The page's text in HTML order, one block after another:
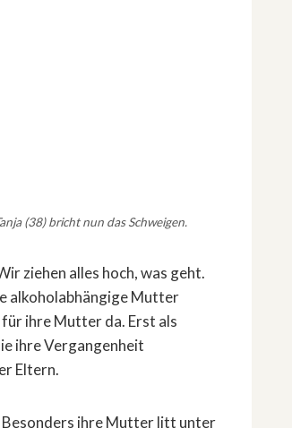
(38) bricht nun das Schweigen.
ziehen alles hoch, was geht.
alkoholabhängige Mutter
ihre Mutter da. Erst als
ihre Vergangenheit
Eltern.
Besonders ihre Mutter litt unter